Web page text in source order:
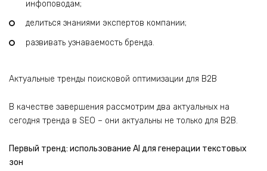
инфоповодам;
делиться знаниями экспертов компании;
развивать узнаваемость бренда.
Актуальные тренды поисковой оптимизации для B2B
В качестве завершения рассмотрим два актуальных на
сегодня тренда в SEO – они актуальны не только для B2B.
Первый тренд: использование AI для генерации текстовых
зон